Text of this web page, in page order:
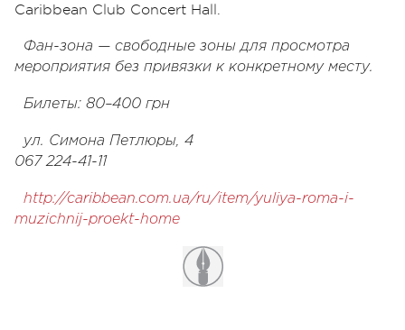
Caribbean Club Concert Hall.
Фан-зона — свободные зоны для просмотра
мероприятия без привязки к конкретному месту.
Билеты: 80–400 грн
ул. Симона Петлюры, 4
067 224-41-11
http://caribbean.com.ua/ru/item/yuliya-roma-i-
muzichnij-proekt-home